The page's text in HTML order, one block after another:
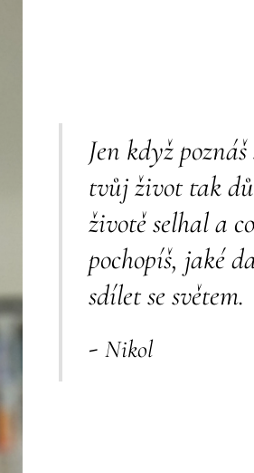
Jen když
tvůj život tak
životě selhal a
pochopíš, jaké
sdílet se světem.
- Nikol